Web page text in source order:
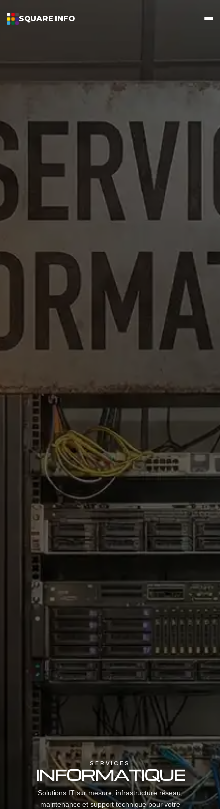
SQUARE INFO
SERVICES
INFORMATIQUE
Solutions IT sur mesure, infrastructure réseau,
maintenance et support technique pour votre